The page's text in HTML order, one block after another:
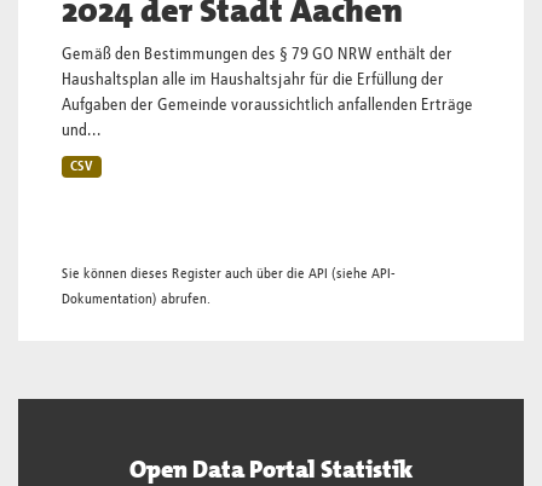
2024 der Stadt Aachen
Gemäß den Bestimmungen des § 79 GO NRW enthält der
Haushaltsplan alle im Haushaltsjahr für die Erfüllung der
Aufgaben der Gemeinde voraussichtlich anfallenden Erträge
und...
CSV
Sie können dieses Register auch über die API (siehe API-
Dokumentation) abrufen.
Open Data Portal Statistik